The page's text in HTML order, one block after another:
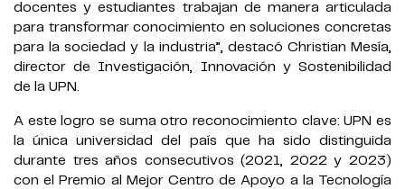
docentes y estudiantes trabajan de manera articulada
para transformar conocimiento en soluciones concretas
para la sociedad y la industria”, destacó Christian Mesía,
director de Investigación, Innovación y Sostenibilidad
de la UPN.
A este logro se suma otro reconocimiento clave: UPN es
la única universidad del país que ha sido distinguida
durante tres años consecutivos (2021, 2022 y 2023)
con el Premio al Mejor Centro de Apoyo a la Tecnología